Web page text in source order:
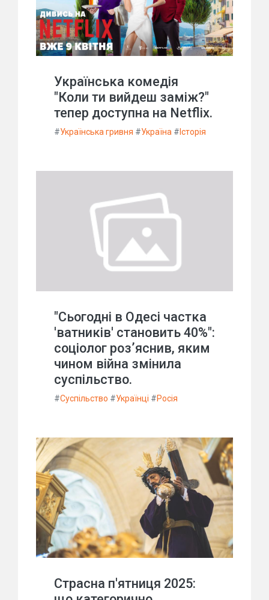
Українська комедія
"Коли ти вийдеш заміж?"
тепер доступна на Netflix.
#Українська гривня #Україна #Історія
"Сьогодні в Одесі частка
'ватників' становить 40%":
соціолог роз’яснив, яким
чином війна змінила
суспільство.
#Суспільство #Українці #Росія
Страсна п'ятниця 2025: